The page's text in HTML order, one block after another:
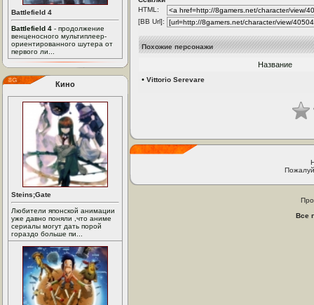
Battlefield 4
Battlefield 4 - продолжение
венценосного мультиплеер-
ориентированного шутера от
первого ли...
Кино
Steins;Gate
Любители японской анимации
уже давно поняли ,что аниме
сериалы могут дать порой
гораздо больше пи...
HTML:
[BB Url]:
Похожие персонажи
Название
• Vittorio Serevare
Все